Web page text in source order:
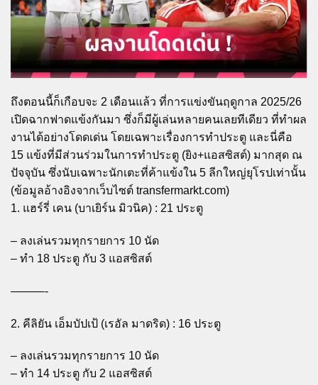
ถึงตอนนี้ก็เกือบจะ 2 เดือนแล้ว ที่การแข่งขันฤดูกาล 2025/26
เปิดฉากฟาดแข้งกันมา ซึ่งก็มีผู้เล่นหลายคนเลยทีเดียว ที่ทำผล
งานได้อย่างโดดเด่น โดยเฉพาะเรื่องการทำประตู และนี่คือ
15 แข้งที่มีส่วนร่วมในการทำประตู (ยิง+แอสซิสต์) มากสุด ณ
ปัจจุบัน ซึ่งนับเฉพาะนักเตะที่ค้าแข้งใน 5 ลีกใหญ่ยุโรปเท่านั้น
(ข้อมูลอ้างอิงจากเว็บไซต์ transfermarkt.com)
1. แฮร์รี่ เคน (บาเยิร์น มิวนิค) : 21 ประตู
– ลงเล่นรวมทุกรายการ 10 นัด
– ทำ 18 ประตู กับ 3 แอสซิสต์
———-
2. คีลิยัน เอ็มบัปเป้ (เรอัล มาดริด) : 16 ประตู
– ลงเล่นรวมทุกรายการ 10 นัด
– ทำ 14 ประตู กับ 2 แอสซิสต์